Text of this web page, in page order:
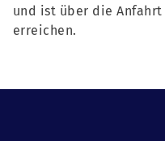
und ist über die
erreichen.